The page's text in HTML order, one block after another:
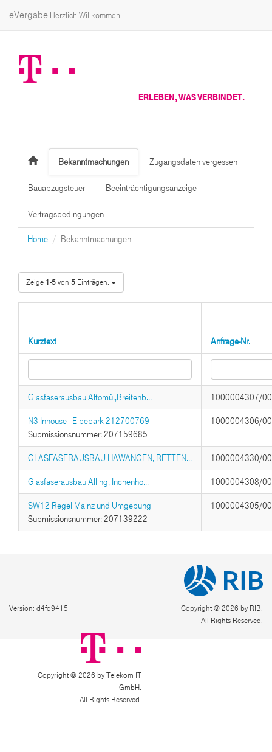
eVergabe Herzlich Willkommen
ERLEBEN, WAS VERBINDET.
Bekanntmachungen Zugangsdaten vergessen
Bauabzugsteuer Beeinträchtigungsanzeige
Vertragsbedingungen
Home Bekanntmachungen
Zeige 1-5von 5 Einträgen.
Kurztext Anfrage-Nr.
Glasfaserausbau Altomü.,Breitenb... 1000004307/
N3 Inhouse - Elbepark 212700769
Submissionsnummer: 207159685
1000004306/
GLASFASERAUSBAU HAWANGEN, RETTEN... 1000004330/
Glasfaserausbau Alling, Inchenho... 1000004308/
SW12 Regel Mainz und Umgebung
Submissionsnummer: 207139222
1000004305/
Version: d4fd9415
Copyright © 2026 by RIB.
All Rights Reserved.
Copyright © 2026 by Telekom IT
GmbH.
All Rights Reserved.